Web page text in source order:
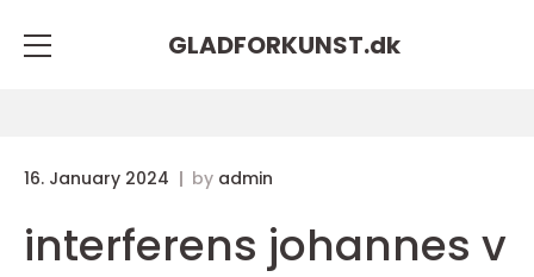
GLADFORKUNST.dk
16. January 2024 by admin
interferens johannes v